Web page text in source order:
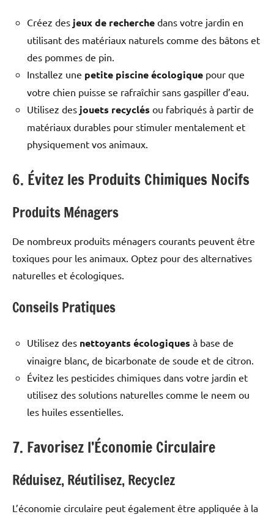
Créez des jeux de recherche dans votre jardin en
utilisant des matériaux naturels comme des bâtons et
des pommes de pin.
Installez une petite piscine écologique pour que
votre chien puisse se rafraîchir sans gaspiller d’eau.
Utilisez des jouets recyclés ou fabriqués à partir de
matériaux durables pour stimuler mentalement et
physiquement vos animaux.
6. Évitez les Produits Chimiques Nocifs
Produits Ménagers
De nombreux produits ménagers courants peuvent être
toxiques pour les animaux. Optez pour des alternatives
naturelles et écologiques.
Conseils Pratiques
Utilisez des nettoyants écologiques à base de
vinaigre blanc, de bicarbonate de soude et de citron.
Évitez les pesticides chimiques dans votre jardin et
utilisez des solutions naturelles comme le neem ou
les huiles essentielles.
7. Favorisez l’Économie Circulaire
Réduisez, Réutilisez, Recyclez
L’économie circulaire peut également être appliquée à la